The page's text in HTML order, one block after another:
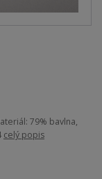
79% bavlna,
celý popis